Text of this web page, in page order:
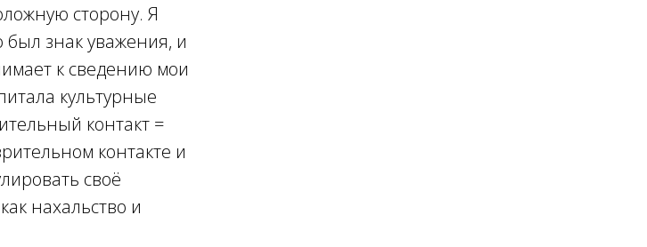
сторону. Я
был знак уважения, и
к сведению мои
культурные
контакт =
контакте и
своё
нахальство и